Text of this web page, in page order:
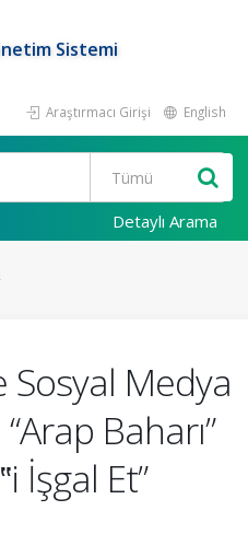
Sistemi
Araştırmacı Girişi English
Detaylı Arama
Sosyal Medya
Baharı”
İşgal Et”